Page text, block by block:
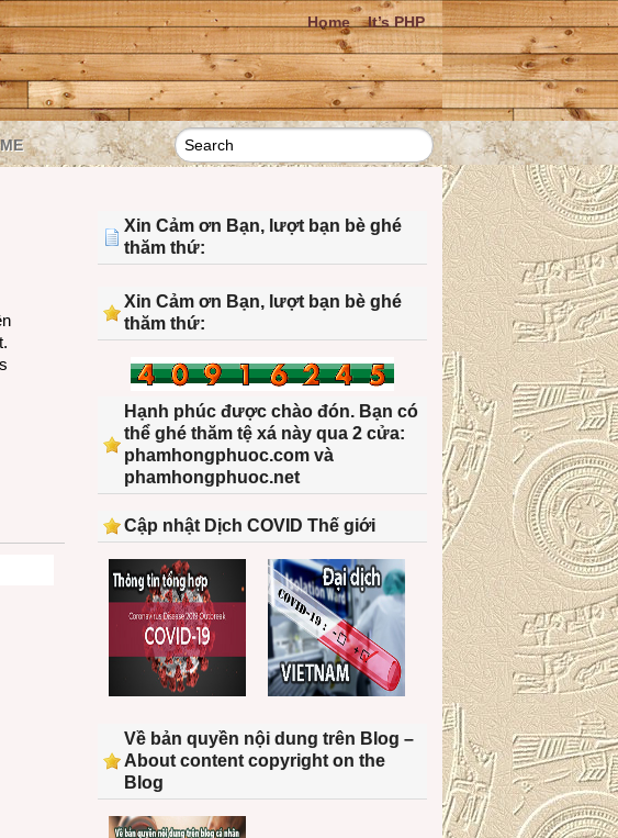
Home It’s PHP
Xin Cảm ơn Bạn, lượt bạn bè ghé
thăm thứ:
Xin Cảm ơn Bạn, lượt bạn bè ghé
thăm thứ:
Hạnh phúc được chào đón. Bạn có
thể ghé thăm tệ xá này qua 2 cửa:
phamhongphuoc.com và
phamhongphuoc.net
Cập nhật Dịch COVID Thế giới
Về bản quyền nội dung trên Blog –
About content copyright on the
Blog